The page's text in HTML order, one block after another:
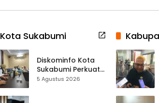
Kota Sukabumi
Diskominfo Kota
Sukabumi Perkuat
Satu Data
5 Agustus 2026